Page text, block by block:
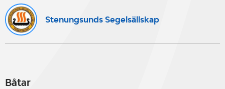
Stenungsunds Segelsällskap
Båtar